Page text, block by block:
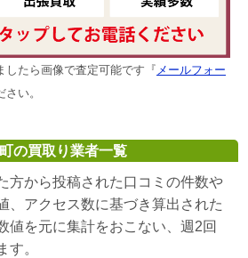
したら画像で査定可能です『 メールフォー
い。
の買取り業者一覧
方から投稿された口コミの件数や
、アクセス数に基づき算出された
値を元に集計をおこない、週2回
す。